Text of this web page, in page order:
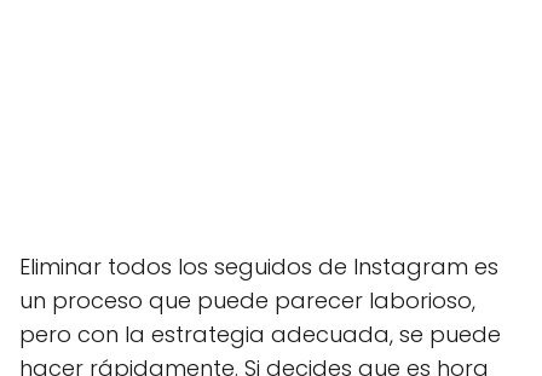
Eliminar todos los seguidos de Instagram es
un proceso que puede parecer laborioso,
pero con la estrategia adecuada, se puede
hacer rápidamente. Si decides que es hora